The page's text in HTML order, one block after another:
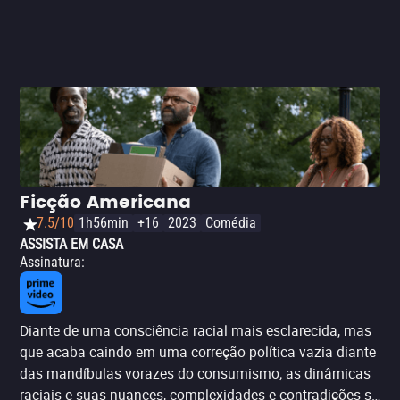
Ficção Americana
7.5/10 1h56min +16 2023
Comédia
ASSISTA EM CASA
Assinatura:
Diante de uma consciência racial mais esclarecida, mas
que acaba caindo em uma correção política vazia diante
das mandíbulas vorazes do consumismo; as dinâmicas
raciais e suas nuances, complexidades e contradições se